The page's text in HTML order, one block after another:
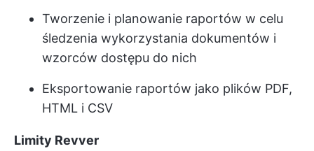
Tworzenie i planowanie raportów w celu
śledzenia wykorzystania dokumentów i
wzorców dostępu do nich
Eksportowanie raportów jako plików PDF,
HTML i CSV
Limity Revver